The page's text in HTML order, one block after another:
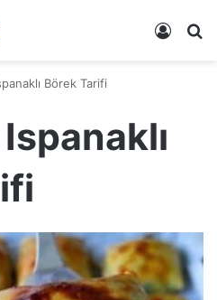
Kayıt
Börek Tarifi